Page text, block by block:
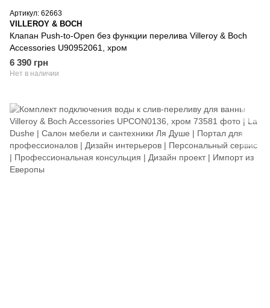
Артикул: 62663
VILLEROY & BOCH
Клапан Push-to-Open без функции перелива Villeroy & Boch
Accessories U90952061, хром
6 390 грн
Нет в наличии